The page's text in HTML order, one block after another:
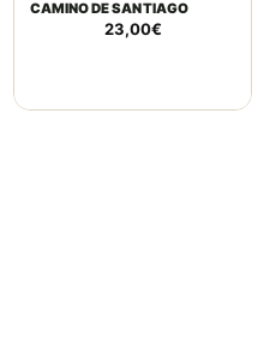
CAMINO DE SANTIAGO
23,00€